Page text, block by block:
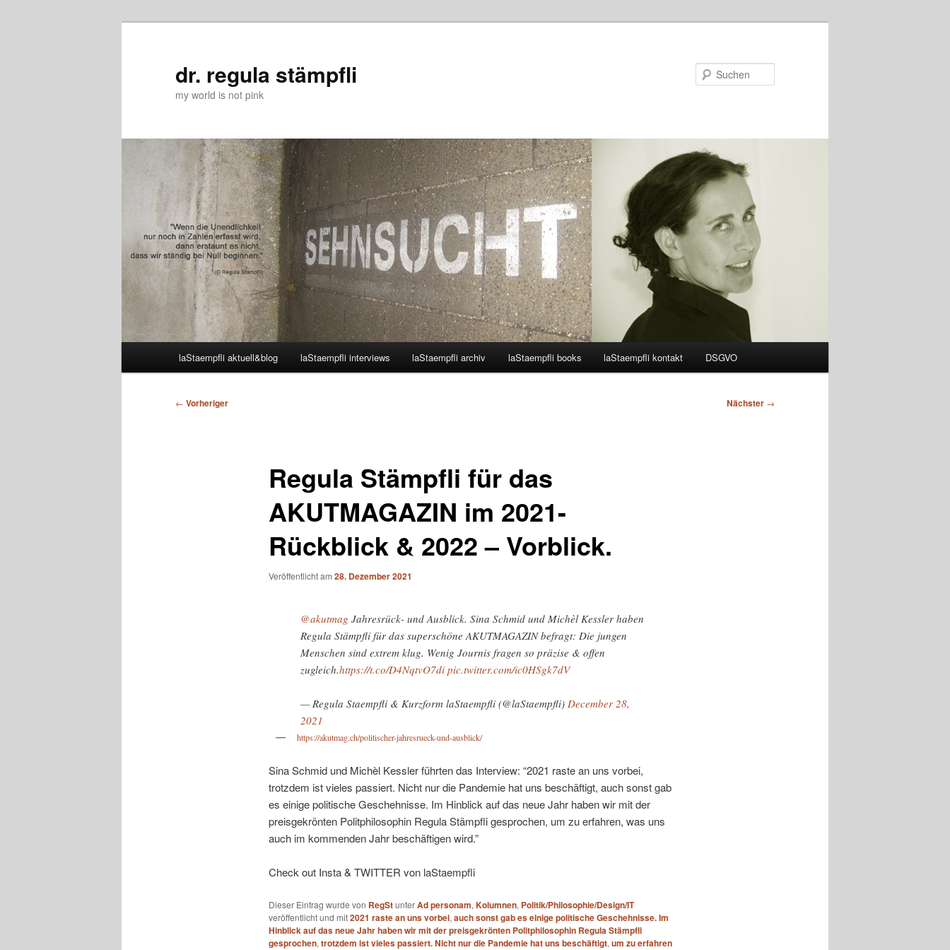
dr. regula stämpfli
my world is not pink
laStaempfli aktuell&blog laStaempfli interviews laStaempfli archiv laStaempfli books laStaempfli kontakt DSGVO
Beitragsnavigation
← Vorheriger Nächster →
Regula Stämpfli für das
AKUTMAGAZIN im 2021-
Rückblick & 2022 – Vorblick.
Veröffentlicht am 28. Dezember 2021
@akutmag Jahresrück- und Ausblick. Sina Schmid und Michèl Kessler haben
Regula Stämpfli für das superschöne AKUTMAGAZIN befragt: Die jungen
Menschen sind extrem klug. Wenig Journis fragen so präzise & offen
zugleich.https://t.co/D4NqtvO7di pic.twitter.com/ic0HSgk7dV
— Regula Staempfli & Kurzform laStaempfli (@laStaempfli) December 28,
2021
https://akutmag.ch/politischer-jahresrueck-und-ausblick/
Sina Schmid und Michèl Kessler führten das Interview: “2021 raste an uns vorbei,
trotzdem ist vieles passiert. Nicht nur die Pandemie hat uns beschäftigt, auch sonst gab
es einige politische Geschehnisse. Im Hinblick auf das neue Jahr haben wir mit der
preisgekrönten Politphilosophin Regula Stämpfli gesprochen, um zu erfahren, was uns
auch im kommenden Jahr beschäftigen wird.”
Check out Insta & TWITTER von laStaempfli
Dieser Eintrag wurde von RegStunterAd personam, Kolumnen, Politik/Philosophie/Design/IT
veröffentlicht und mit2021 raste an uns vorbei, auch sonst gab es einige politische Geschehnisse. Im
Hinblick auf das neue Jahr haben wir mit der preisgekrönten Politphilosophin Regula Stämpfli
gesprochen, trotzdem ist vieles passiert. Nicht nur die Pandemie hat uns beschäftigt, um zu erfahren